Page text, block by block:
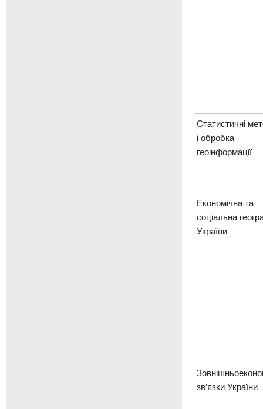
Статистичні
і обробка
геоінформації
Економічна та
соціальна
України
зв’язки України